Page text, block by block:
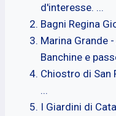
d'interesse. ...
Bagni Regina
Marina Grande
Banchine e
Chiostro di San
...
I Giardini di